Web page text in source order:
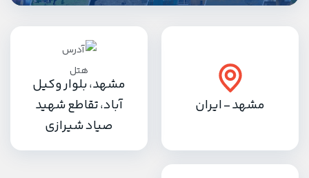
مشهد - ایران
مشهد، بلوار وکیل
آباد، تقاطع شهید
صیاد شیرازی